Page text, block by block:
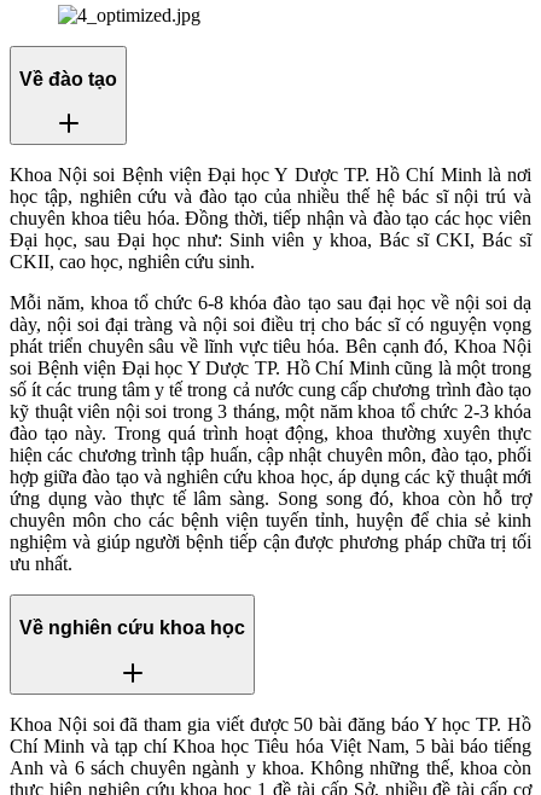
Về đào tạo
Khoa Nội soi Bệnh viện Đại học Y Dược TP. Hồ Chí Minh là nơi
học tập, nghiên cứu và đào tạo của nhiều thế hệ bác sĩ nội trú và
chuyên khoa tiêu hóa. Đồng thời, tiếp nhận và đào tạo các học viên
Đại học, sau Đại học như: Sinh viên y khoa, Bác sĩ CKI, Bác sĩ
CKII, cao học, nghiên cứu sinh.
Mỗi năm, khoa tổ chức 6-8 khóa đào tạo sau đại học về nội soi dạ
dày, nội soi đại tràng và nội soi điều trị cho bác sĩ có nguyện vọng
phát triển chuyên sâu về lĩnh vực tiêu hóa. Bên cạnh đó, Khoa Nội
soi Bệnh viện Đại học Y Dược TP. Hồ Chí Minh cũng là một trong
số ít các trung tâm y tế trong cả nước cung cấp chương trình đào tạo
kỹ thuật viên nội soi trong 3 tháng, một năm khoa tổ chức 2-3 khóa
đào tạo này. Trong quá trình hoạt động, khoa thường xuyên thực
hiện các chương trình tập huấn, cập nhật chuyên môn, đào tạo, phối
hợp giữa đào tạo và nghiên cứu khoa học, áp dụng các kỹ thuật mới
ứng dụng vào thực tế lâm sàng. Song song đó, khoa còn hỗ trợ
chuyên môn cho các bệnh viện tuyến tỉnh, huyện để chia sẻ kinh
nghiệm và giúp người bệnh tiếp cận được phương pháp chữa trị tối
ưu nhất.
Về nghiên cứu khoa học
Khoa Nội soi đã tham gia viết được 50 bài đăng báo Y học TP. Hồ
Chí Minh và tạp chí Khoa học Tiêu hóa Việt Nam, 5 bài báo tiếng
Anh và 6 sách chuyên ngành y khoa. Không những thế, khoa còn
thực hiện nghiên cứu khoa học 1 đề tài cấp Sở, nhiều đề tài cấp cơ